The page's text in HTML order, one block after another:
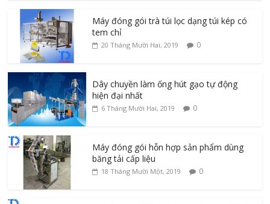
Máy đóng gói trà túi lọc dạng túi kép có
tem chỉ
20 Tháng Mười Hai, 2019 0
Dây chuyền làm ống hút gạo tự động
hiện đại nhất
6 Tháng Mười Hai, 2019 0
Máy đóng gói hỗn hợp sản phẩm dùng
băng tải cấp liệu
18 Tháng Mười Một, 2019 0